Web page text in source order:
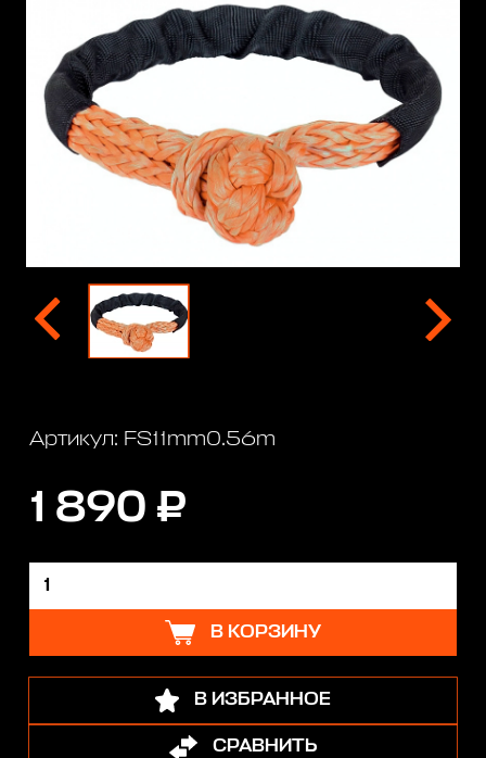
Артикул: FS11mm0.56m
1 890 ₽
В КОРЗИНУ
В ИЗБРАННОЕ
СРАВНИТЬ